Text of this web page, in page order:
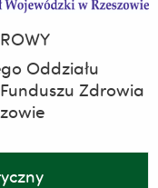
Oddziału
Zdrowia